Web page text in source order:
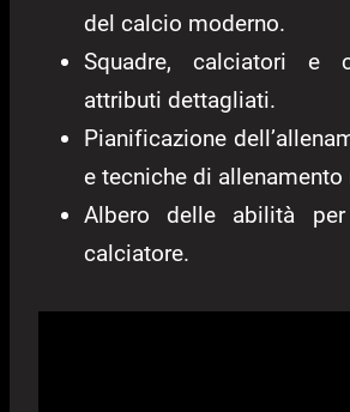
del calcio moderno.
Squadre, calciatori e
attributi dettagliati.
Pianificazione
e tecniche di allenamento
Albero delle abilità
calciatore.